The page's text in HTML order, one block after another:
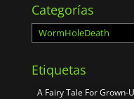
Categorías
Categorías
Etiquetas
A Fairy Tale For Grown-